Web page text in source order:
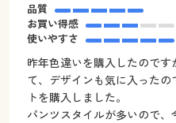
品質
お買い得感
使いやすさ
昨年色違いを購入したので
て、デザインも気に入った
トを購入しました。
パンツスタイルが多いので、